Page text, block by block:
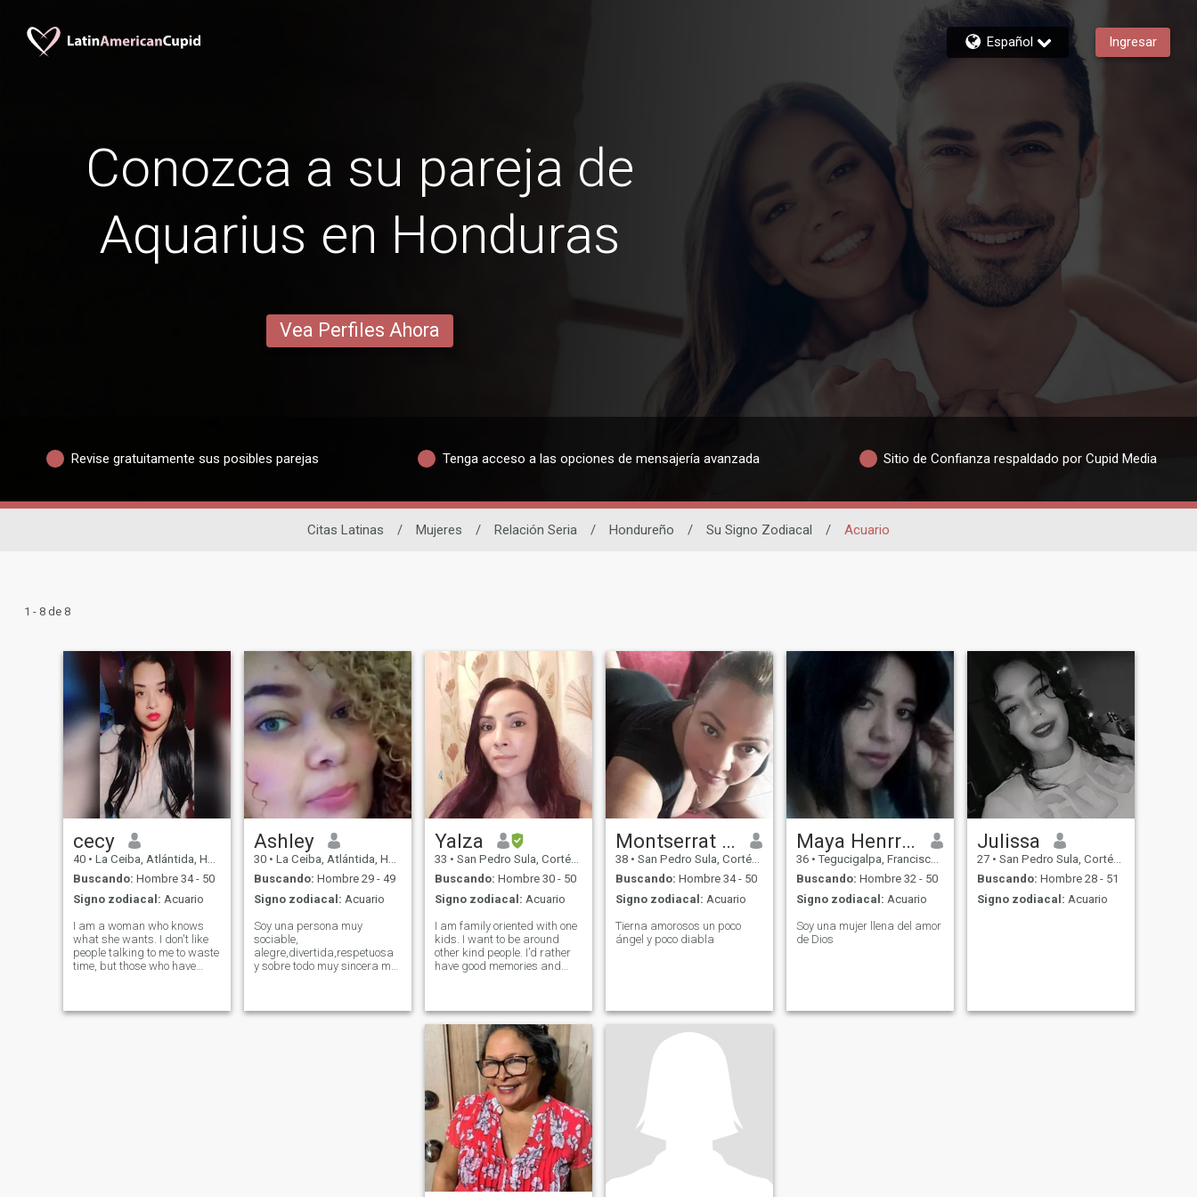
Español Ingresar
Conozca a su pareja de
Aquarius en Honduras
Vea Perfiles Ahora
Revise gratuitamente sus posibles parejas Tenga acceso a las opciones de mensajería avanzada Sitio de Confianza respaldado por Cupid Media
Citas Latinas / Mujeres / Relación Seria / Hondureño / Su Signo Zodiacal / Acuario
1 - 8 de 8
cecy
40 • La Ceiba, Atlántida, Honduras
Buscando: Hombre 34 - 50
Signo zodiacal: Acuario
I am a woman who knows
what she wants. I don't like
people talking to me to waste
time, but those who have
about you, even if it's real. I
Ashley
30 • La Ceiba, Atlántida, Honduras
Buscando: Hombre 29 - 49
Signo zodiacal: Acuario
Soy una persona muy
sociable,
alegre,divertida,respetuosa
y sobre todo muy sincera me
Yalza
33 • San Pedro Sula, Cortés, Honduras
Buscando: Hombre 30 - 50
Signo zodiacal: Acuario
I am family oriented with one
kids. I want to be around
other kind people. I’d rather
have good memories and
Montserrat estrada
38 • San Pedro Sula, Cortés, Honduras
Buscando: Hombre 34 - 50
Signo zodiacal: Acuario
Tierna amorosos un poco
ángel y poco diabla
Maya Henrriquez
36 • Tegucigalpa, Francisco Morazán, Honduras
Buscando: Hombre 32 - 50
Signo zodiacal: Acuario
Soy una mujer llena del amor
de Dios
Julissa
27 • San Pedro Sula, Cortés, Honduras
Buscando: Hombre 28 - 51
Signo zodiacal: Acuario